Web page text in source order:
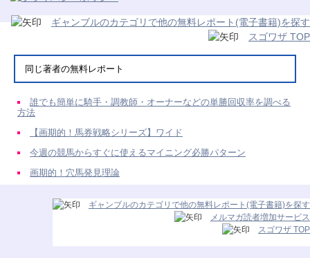
ギャンブルのカテゴリで他の無料レポート(電子書籍)を探す
スゴワザ TOP
同じ著者の無料レポート
誰でも簡単に騎手・調教師・オーナーなどの単勝回収率を調べる
方法
【画期的！馬券戦略シリーズ】ワイド
今週の競馬からすぐに使えるマイニング必勝パターン
画期的！穴馬発見理論
ギャンブルのカテゴリで他の無料レポート(電子書籍)を探す
メルマガ読者増加サービス
スゴワザ TOP